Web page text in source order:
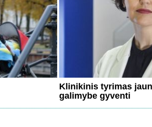
Klinikinis tyrimas
galimybe gyventi